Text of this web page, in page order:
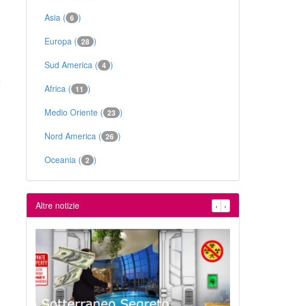
Asia ( 6 )
Europa ( 28 )
Sud America ( 4 )
Africa ( 11 )
Medio Oriente ( 23 )
Nord America ( 26 )
Oceania ( 2 )
Altre notizie ‹ ›